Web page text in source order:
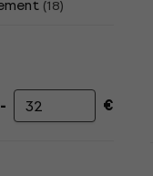
(18)
Prix minimum
- Prix maximum
€